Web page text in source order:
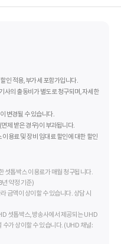
인 적용, 부가세 포함가입니다.
사의 출동비가 별도로 청구되며, 자세한
변경될 수 있습니다.
제 받은 경우)이 부과됩니다.
이용료 및 장비 임대료 할인에 대한 할인
셋톱박스 이용료가 매월 청구됩니다.
년 약정 기준)
금액이 상이할 수 있습니다. 상담 시
셋톱박스, 방송사에서 제공되는 UHD
가 상이할 수 있습니다. (UHD 채널: